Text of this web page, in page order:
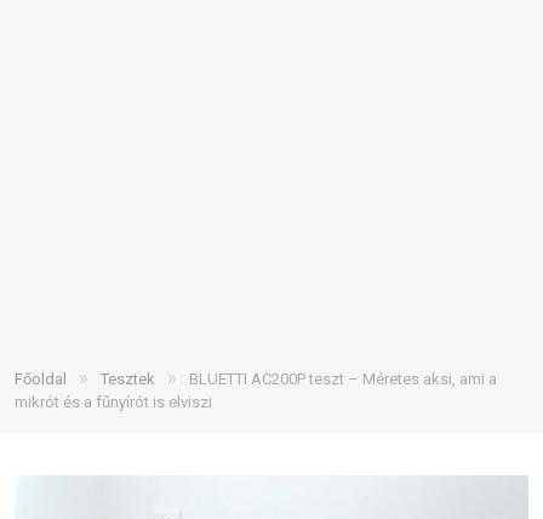
Főoldal » Tesztek »
BLUETTI AC200P teszt – Méretes aksi, ami a
mikrót és a fűnyírót is elviszi